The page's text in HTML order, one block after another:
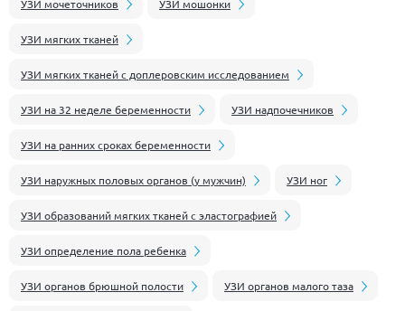
УЗИ мочеточников УЗИ мошонки
УЗИ мягких тканей
УЗИ мягких тканей с доплеровским исследованием
УЗИ на 32 неделе беременности УЗИ надпочечников
УЗИ на ранних сроках беременности
УЗИ наружных половых органов (у мужчин) УЗИ ног
УЗИ образований мягких тканей с эластографией
УЗИ определение пола ребенка
УЗИ органов брюшной полости УЗИ органов малого таза